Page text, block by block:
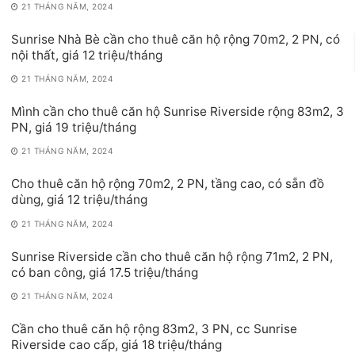
21 THÁNG NĂM, 2024
Sunrise Nhà Bè cần cho thuê căn hộ rộng 70m2, 2 PN, có
nội thất, giá 12 triệu/tháng
21 THÁNG NĂM, 2024
Mình cần cho thuê căn hộ Sunrise Riverside rộng 83m2, 3
PN, giá 19 triệu/tháng
21 THÁNG NĂM, 2024
Cho thuê căn hộ rộng 70m2, 2 PN, tầng cao, có sẵn đồ
dùng, giá 12 triệu/tháng
21 THÁNG NĂM, 2024
Sunrise Riverside cần cho thuê căn hộ rộng 71m2, 2 PN,
có ban công, giá 17.5 triệu/tháng
21 THÁNG NĂM, 2024
Cần cho thuê căn hộ rộng 83m2, 3 PN, cc Sunrise
Riverside cao cấp, giá 18 triệu/tháng